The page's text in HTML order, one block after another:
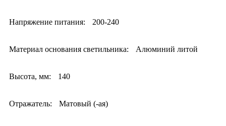
Напряжение питания: 200-240
Материал основания светильника: Алюминий литой
Высота, мм: 140
Отражатель: Матовый (-ая)